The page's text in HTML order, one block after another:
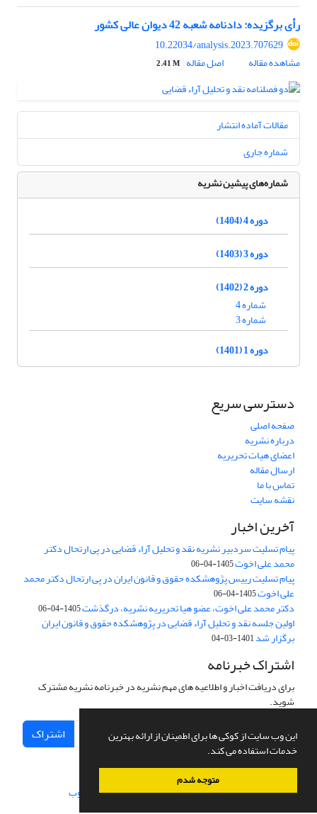
این وب سایت از کوکی ها برای اطمینان از ارائه بهترین
خدمات استفاده می کند.
متوجه شدم
رأی برگزیده: دادنامه شعبه 42 دیوان عالی کشور
10.22034/analysis.2023.707629
مشاهده مقاله
اصل مقاله 2.41 M
مقالات آماده انتشار
شماره جاری
شماره‌های پیشین نشریه
دوره 4 (1404)
دوره 3 (1403)
دوره 2 (1402)
شماره 4
شماره 3
دوره 1 (1401)
دسترسی سریع
صفحه اصلی
درباره نشریه
اعضای هیات تحریریه
ارسال مقاله
تماس با ما
نقشه سایت
آخرین اخبار
پیام تسلیت سردبیر نشریه نقد و تحلیل آراء قضایی در پی ارتحال دکتر
محمد علی اخوت1405-04-06
پیام تسلیت رییس پژوهشکده حقوق و قانون ایران در پی ارتحال دکتر محمد
علی اخوت1405-04-06
دکتر محمد علی اخوت، عضو هیا تحریریه نشریه، درگذشت1405-04-06
اولین جلسه نقد و تحلیل آراء قضایی در پژوهشکده حقوق و قانون ایران
برگزار شد1401-03-04
اشتراک خبرنامه
برای دریافت اخبار و اطلاعیه های مهم نشریه در خبرنامه نشریه مشترک
شوید.
اشتراک
سامانه مدیریت نشریات علمی.طراحی و پیاده سازی از سیناوب